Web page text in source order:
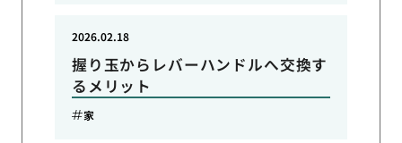
握り玉からレバーハンドルへ交換す
るメリット
2026.02.18
家